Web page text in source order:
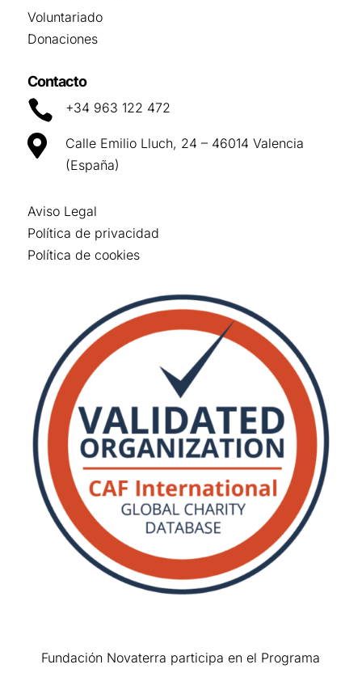
Voluntariado
Donaciones
Contacto
 +34 963 122 472

Calle Emilio Lluch, 24 – 46014 Valencia
(España)
Aviso Legal
Política de privacidad
Política de cookies
Fundación Novaterra participa en el Programa